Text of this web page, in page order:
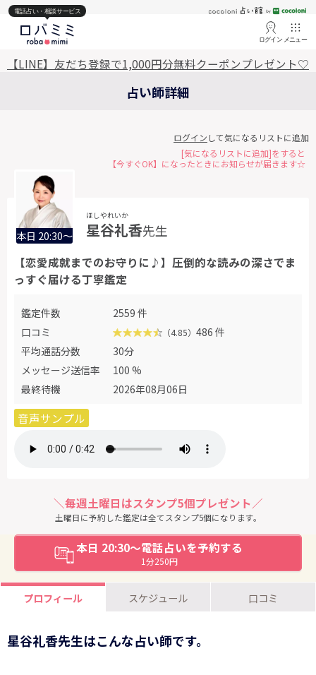
電話占い・相談サービス
ログイン メニュー
【LINE】友だち登録で1,000円分無料クーポンプレゼント♡
占い師詳細
ほしやれいか
星谷礼香先生
本日 20:30～
【恋愛成就までのお守りに♪】圧倒的な読みの深さでま
っすぐ届ける丁寧鑑定
鑑定件数
2559 件
口コミ
（4.85） 486 件
平均通話分数
30分
メッセージ送信率
100 %
最終待機
2026年08月06日
音声サンプル
ログイン して気になるリストに追加
[気になるリストに追加]をすると
【今すぐOK】になったときにお知らせが届きます☆
＼毎週土曜日はスタンプ5個プレゼント／
土曜日に予約した鑑定は全てスタンプ5個になります。
本日 20:30～電話占いを予約する
1分250円
プロフィール スケジュール 口コミ
星谷礼香先生はこんな占い師です。